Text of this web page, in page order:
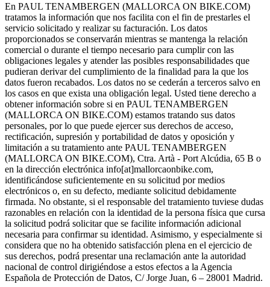
En PAUL TENAMBERGEN (MALLORCA ON BIKE.COM)
tratamos la información que nos facilita con el fin de prestarles el
servicio solicitado y realizar su facturación. Los datos
proporcionados se conservarán mientras se mantenga la relación
comercial o durante el tiempo necesario para cumplir con las
obligaciones legales y atender las posibles responsabilidades que
pudieran derivar del cumplimiento de la finalidad para la que los
datos fueron recabados. Los datos no se cederán a terceros salvo en
los casos en que exista una obligación legal. Usted tiene derecho a
obtener información sobre si en PAUL TENAMBERGEN
(MALLORCA ON BIKE.COM) estamos tratando sus datos
personales, por lo que puede ejercer sus derechos de acceso,
rectificación, supresión y portabilidad de datos y oposición y
limitación a su tratamiento ante PAUL TENAMBERGEN
(MALLORCA ON BIKE.COM), Ctra. Artà - Port Alcúdia, 65 B o
en la dirección electrónica info[at]mallorcaonbike.com,
identificándose suficientemente en su solicitud por medios
electrónicos o, en su defecto, mediante solicitud debidamente
firmada. No obstante, si el responsable del tratamiento tuviese dudas
razonables en relación con la identidad de la persona física que cursa
la solicitud podrá solicitar que se facilite información adicional
necesaria para confirmar su identidad. Asimismo, y especialmente si
considera que no ha obtenido satisfacción plena en el ejercicio de
sus derechos, podrá presentar una reclamación ante la autoridad
nacional de control dirigiéndose a estos efectos a la Agencia
Española de Protección de Datos, C/ Jorge Juan, 6 – 28001 Madrid.